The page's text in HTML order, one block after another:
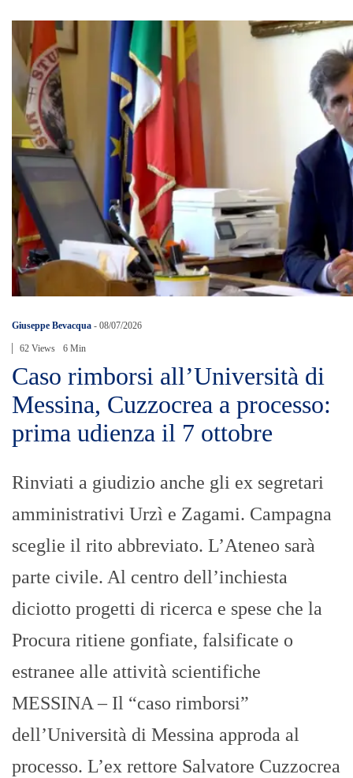
Giuseppe Bevacqua - 08/07/2026
62 Views 6 Min
Caso rimborsi all’Università di
Messina, Cuzzocrea a processo:
prima udienza il 7 ottobre
Rinviati a giudizio anche gli ex segretari
amministrativi Urzì e Zagami. Campagna
sceglie il rito abbreviato. L’Ateneo sarà
parte civile. Al centro dell’inchiesta
diciotto progetti di ricerca e spese che la
Procura ritiene gonfiate, falsificate o
estranee alle attività scientifiche
MESSINA – Il “caso rimborsi”
dell’Università di Messina approda al
processo. L’ex rettore Salvatore Cuzzocrea